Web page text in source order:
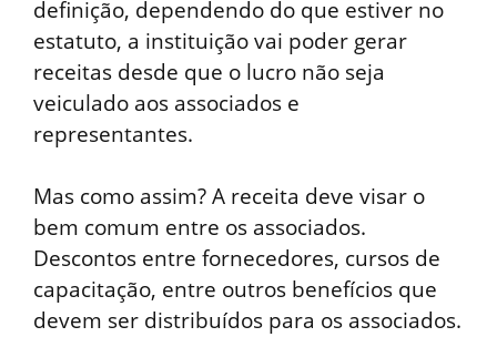
definição, dependendo do que estiver no
estatuto, a instituição vai poder gerar
receitas desde que o lucro não seja
veiculado aos associados e
representantes.
Mas como assim? A receita deve visar o
bem comum entre os associados.
Descontos entre fornecedores, cursos de
capacitação, entre outros benefícios que
devem ser distribuídos para os associados.